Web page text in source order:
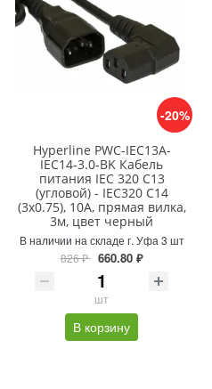
-20%
Hyperline PWC-IEC13A-
IEC14-3.0-BK Кабель
питания IEC 320 C13
(угловой) - IEC320 C14
(3x0.75), 10A, прямая вилка,
3м, цвет черный
В наличии на складе г. Уфа 3 шт
826 ₽ 660.80 ₽
шт
В корзину